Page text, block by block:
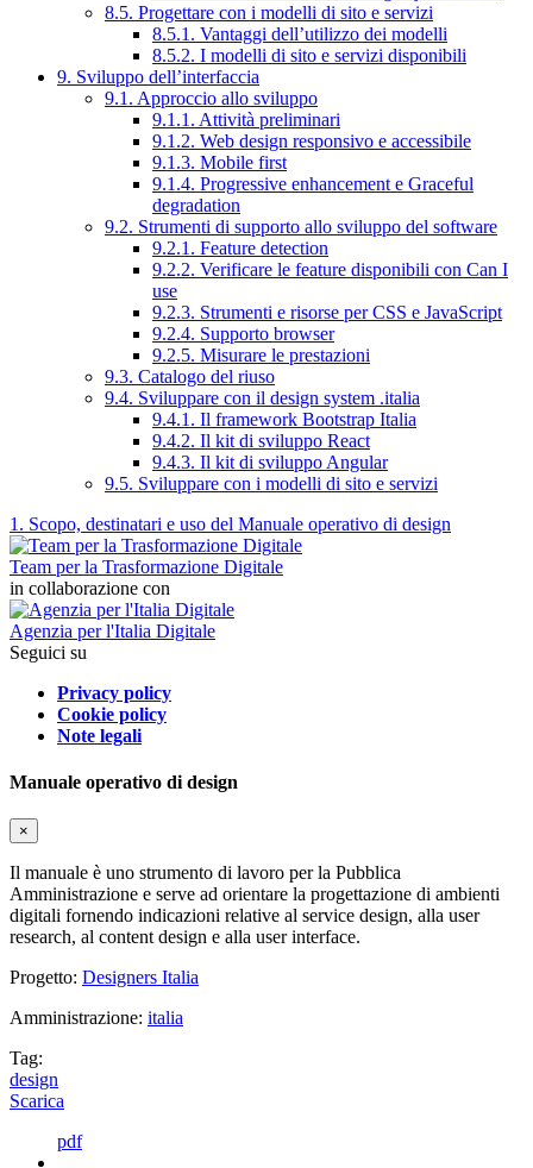
8.5. Progettare con i modelli di sito e servizi
8.5.1. Vantaggi dell’utilizzo dei modelli
8.5.2. I modelli di sito e servizi disponibili
9. Sviluppo dell’interfaccia
9.1. Approccio allo sviluppo
9.1.1. Attività preliminari
9.1.2. Web design responsivo e accessibile
9.1.3. Mobile first
9.1.4. Progressive enhancement e Graceful
degradation
9.2. Strumenti di supporto allo sviluppo del software
9.2.1. Feature detection
9.2.2. Verificare le feature disponibili con Can I
use
9.2.3. Strumenti e risorse per CSS e JavaScript
9.2.4. Supporto browser
9.2.5. Misurare le prestazioni
9.3. Catalogo del riuso
9.4. Sviluppare con il design system .italia
9.4.1. Il framework Bootstrap Italia
9.4.2. Il kit di sviluppo React
9.4.3. Il kit di sviluppo Angular
9.5. Sviluppare con i modelli di sito e servizi
1. Scopo, destinatari e uso del Manuale operativo di design
Team per la Trasformazione Digitale
in collaborazione con
Agenzia per l'Italia Digitale
Seguici su
Privacy policy
Cookie policy
Note legali
Manuale operativo di design
×
Il manuale è uno strumento di lavoro per la Pubblica
Amministrazione e serve ad orientare la progettazione di ambienti
digitali fornendo indicazioni relative al service design, alla user
research, al content design e alla user interface.
Progetto: Designers Italia
Amministrazione: italia
Tag:
design
Scarica
pdf